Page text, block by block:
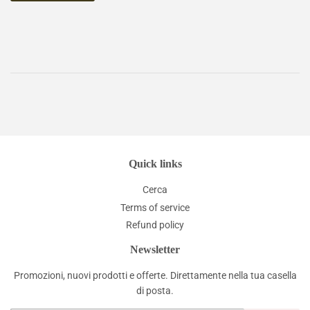
Quick links
Cerca
Terms of service
Refund policy
Newsletter
Promozioni, nuovi prodotti e offerte. Direttamente nella tua casella
di posta.